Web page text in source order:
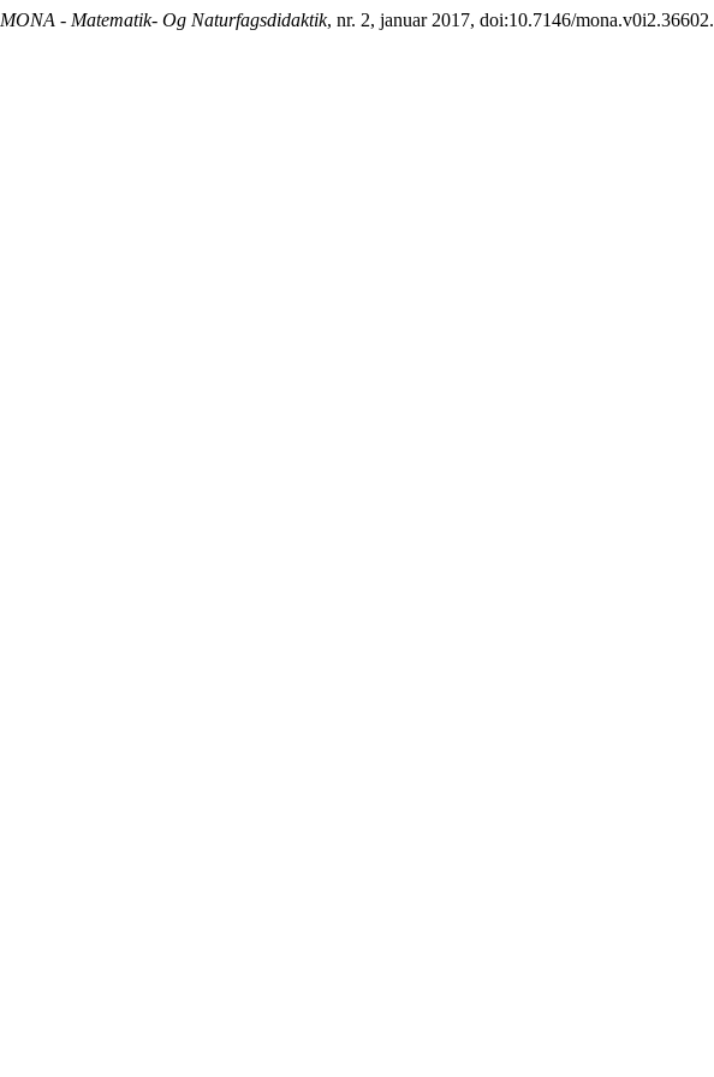
MONA - Matematik- Og Naturfagsdidaktik, nr. 2, januar 2017, doi:10.7146/mona.v0i2.36602.